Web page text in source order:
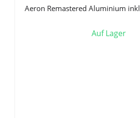
Aeron Remastered Aluminium
Auf Lager